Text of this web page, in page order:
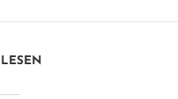
1 Minuten zu lesen